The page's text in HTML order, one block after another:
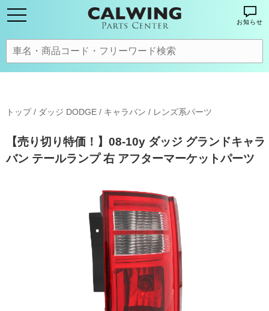
お知らせ
トップ/ ダッジ DODGE / キャラバン / レンズ系パーツ
【売り切り特価！】08-10y ダッジ グランドキャラ
バン テールランプ 右 アフターマーケットパーツ